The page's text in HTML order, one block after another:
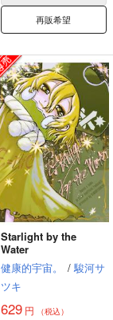
再販希望
Starlight by the
Water
健康的宇宙。
/ 駿河サ
ツキ
629円 （税込）